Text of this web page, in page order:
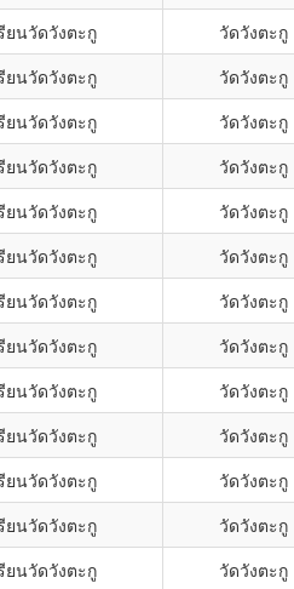
ยนวัดวังตะกู วัดวังตะกู
ยนวัดวังตะกู วัดวังตะกู
ยนวัดวังตะกู วัดวังตะกู
ยนวัดวังตะกู วัดวังตะกู
ยนวัดวังตะกู วัดวังตะกู
ยนวัดวังตะกู วัดวังตะกู
ยนวัดวังตะกู วัดวังตะกู
ยนวัดวังตะกู วัดวังตะกู
ยนวัดวังตะกู วัดวังตะกู
ยนวัดวังตะกู วัดวังตะกู
ยนวัดวังตะกู วัดวังตะกู
ยนวัดวังตะกู วัดวังตะกู
ยนวัดวังตะกู วัดวังตะกู